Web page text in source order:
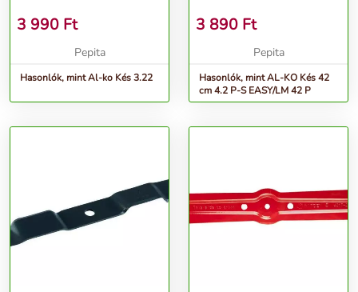
3 990 Ft
Pepita
Hasonlók, mint Al-ko Kés 3.22
3 890 Ft
Pepita
Hasonlók, mint AL-KO Kés 42
cm 4.2 P-S EASY/LM 42 P